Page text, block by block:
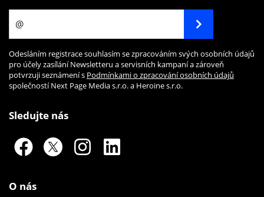
Odesláním registrace souhlasím se zpracováním svých osobních údajů
pro účely zasílání Newsletteru a servisních kampaní a zároveň
potvrzuji seznámení s Podmínkami o zpracování osobních údajů
společností Next Page Media s.r.o. a Heroine s.r.o.
Sledujte nás
O nás